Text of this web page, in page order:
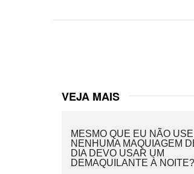
VEJA MAIS
MESMO QUE EU NÃO USE
NENHUMA MAQUIAGEM
DIA DEVO USAR UM
DEMAQUILANTE À NOITE?